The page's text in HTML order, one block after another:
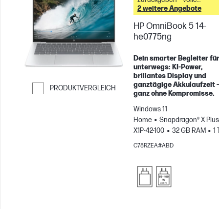
PRODUKTVERGLEICH
Rückerstattung &
2 weitere Angebote
HP OmniBook 5 14-
he0775ng
Dein smarter Begleiter für
unterwegs: KI-Power,
brillantes Display und
ganztägige Akkulaufzeit –
ganz ohne Kompromisse.
Windows 11
Home
Snapdragon® X
X1P-42-100
32 GB RAM
1
SSD
14" 2K OLED, , 0.2ms
C78RZEA#ABD